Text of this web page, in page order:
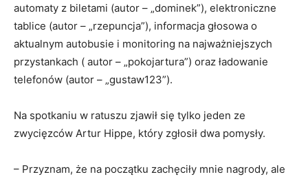
automaty z biletami (autor – „dominek”), elektroniczne
tablice (autor – „rzepuncja”), informacja głosowa o
aktualnym autobusie i monitoring na najważniejszych
przystankach ( autor – „pokojartura”) oraz ładowanie
telefonów (autor – „gustaw123”).
Na spotkaniu w ratuszu zjawił się tylko jeden ze
zwycięzców Artur Hippe, który zgłosił dwa pomysły.
– Przyznam, że na początku zachęciły mnie nagrody, ale